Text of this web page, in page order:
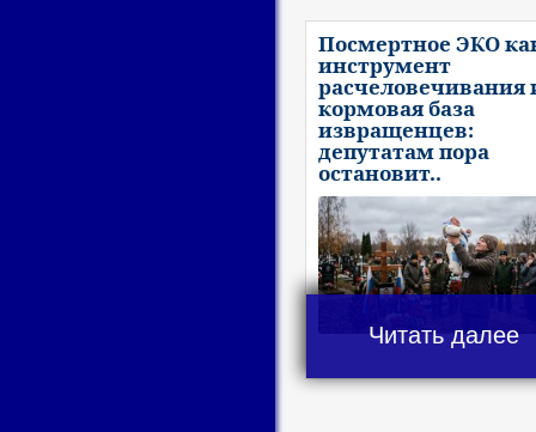
Посмертное ЭКО
инструмент
расчеловечивания
кормовая база
извращенцев:
депутатам пора
остановит..
Читать далее